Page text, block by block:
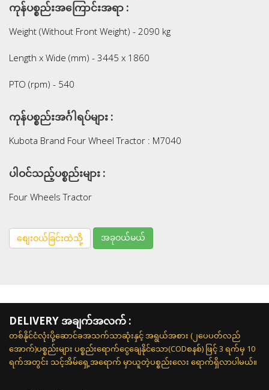
ကုန်ပစ္စည်းအကြောင်းအရာ :
Weight (Without Front Weight) - 2090 kg
Length x Wide (mm) - 3445 x 1860
PTO (rpm) - 540
ကုန်ပစ္စည်းအင်္ဂါရပ်များ :
Kubota Brand Four Wheel Tractor : M7040
ပါဝင်သည့်ပစ္စည်းများ :
Four Wheels Tractor
စျေးဝယ်ခြင်းထဲသို့ အခုဝယ်မယ်
DELIVERY အချက်အလက် :
တစ်နိုင်ငံလုံးပို့ဆောင်ခအသက်သာဆုံးနှင့် အရွယ်အစား (၂ပေပတ်လည်
အောက်)ပစ္စည်းများ ပစ္စည်းရောက်ငွေချေနိုင်သော(CODစနစ်) ဖြင့် 3 ရက်မှ 10
ရက်အတွင်း သင့်အိမ်ရှေ့အရောက် မှာယူတဲ့ပစ္စည်းလေး ရောက်ရှိလာပါမယ်။